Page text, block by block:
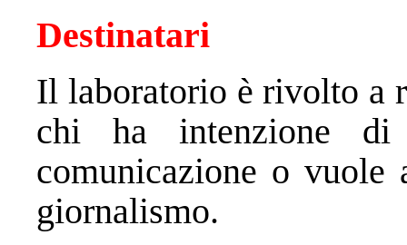
Destinatari
Il laboratorio è rivolto a
chi ha intenzione di
comunicazione o vuole
giornalismo.